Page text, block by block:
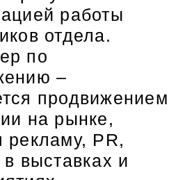
работы
отдела.
по
–
продвижением
на рынке,
рекламу, PR,
в выставках и